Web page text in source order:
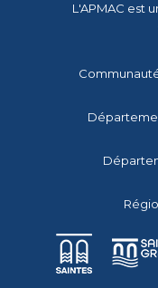
L'APMAC est